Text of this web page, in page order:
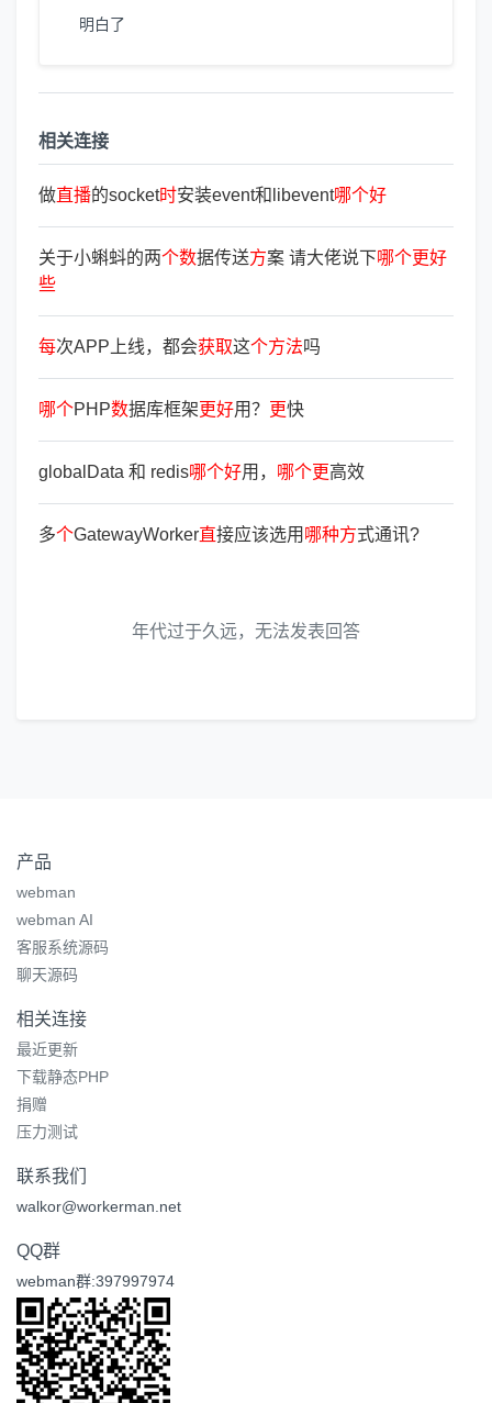
明白了
相关连接
做直播的socket时安装event和libevent哪个好
关于小蝌蚪的两个数据传送方案 请大佬说下哪个更好
些
每次APP上线，都会获取这个方法吗
哪个PHP数据库框架更好用？ 更快
globalData 和 redis哪个好用， 哪个更高效
多个GatewayWorker直接应该选用 哪种方式通讯?
年代过于久远，无法发表回答
产品
webman
webman AI
客服系统源码
聊天源码
相关连接
最近更新
下载静态PHP
捐赠
压力测试
联系我们
walkor@workerman.net
QQ群
webman群:397997974